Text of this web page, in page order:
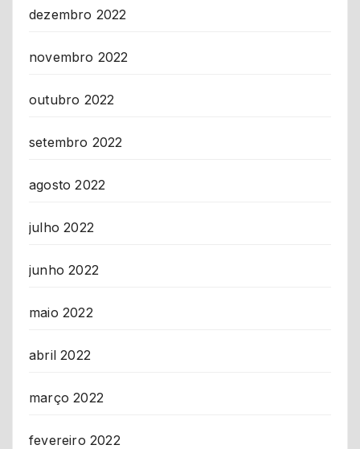
dezembro 2022
novembro 2022
outubro 2022
setembro 2022
agosto 2022
julho 2022
junho 2022
maio 2022
abril 2022
março 2022
fevereiro 2022